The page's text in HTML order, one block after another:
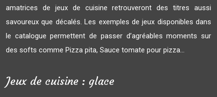
amatrices de jeux de cuisine retrouveront des titres aussi
savoureux que décalés. Les exemples de jeux disponibles dans
le catalogue permettent de passer d’agréables moments sur
des softs comme Pizza pita, Sauce tomate pour pizza…
Jeux de cuisine : glace